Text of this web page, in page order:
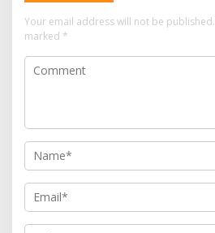
Your email address will not be published.
marked *